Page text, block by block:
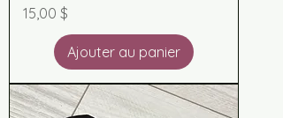
Prix
15,00 $
Ajouter au panier